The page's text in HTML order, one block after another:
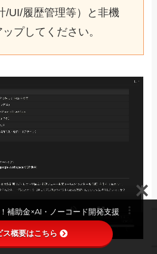
/UI/履歴管理等）と非機
プしてください。
補助金×AI・ノーコード開発支援
ス概要はこちら